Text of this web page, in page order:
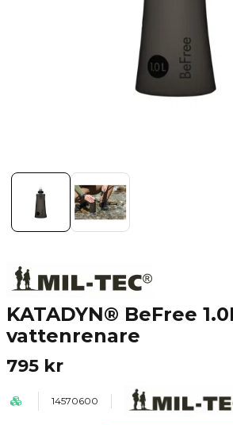
KATADYN® BeFree
vattenrenare
795 kr
14570600